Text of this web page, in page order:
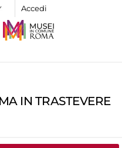
Accedi
IN TRASTEVERE